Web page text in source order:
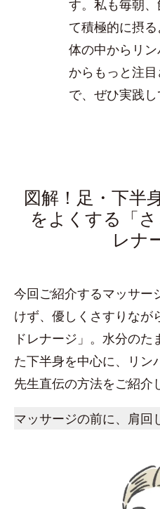
す。私も毎朝
て積極的に摂
体の中からリ
からもっと注
で、ぜひ実践し
図解！足・下半
をよくする「
レナ
今回ご紹介するマッサー
けず、優しくさすりなが
ドレナージ」。水分の
た下半身を中心に、リン
先生直伝の方法をご紹介
マッサージの前に、肩回